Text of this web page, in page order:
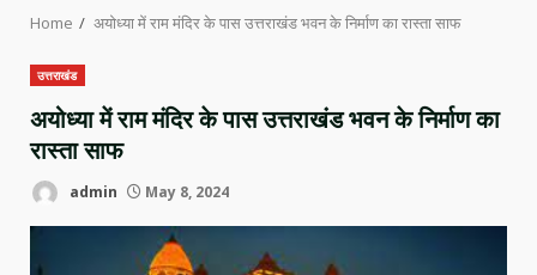
Home अयोध्या में राम मंदिर के पास उत्तराखंड भवन के निर्माण का रास्ता साफ
उत्तराखंड
अयोध्या में राम मंदिर के पास उत्तराखंड भवन के निर्माण का
रास्ता साफ
admin May 8, 2024